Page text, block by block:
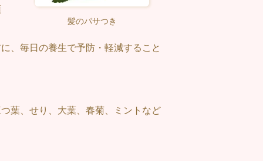
髪のパサつき
、毎日の養生で予防・軽減すること
葉、せり、大葉、春菊、ミントなど